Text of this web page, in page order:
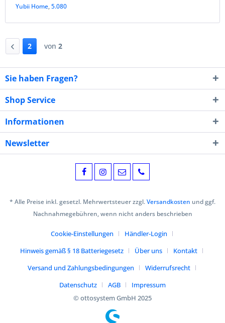
Yubii Home,5.080
2 von 2
Sie haben Fragen?
Shop Service
Informationen
Newsletter
* Alle Preise inkl. gesetzl. Mehrwertsteuer zzgl.Versandkosten und ggf.
Nachnahmegebühren, wenn nicht anders beschrieben
Cookie-Einstellungen
Händler-Login
Hinweis gemäß § 18 Batteriegesetz
Über uns
Kontakt
Versand und Zahlungsbedingungen
Widerrufsrecht
Datenschutz
AGB
Impressum
© ottosystem GmbH 2025